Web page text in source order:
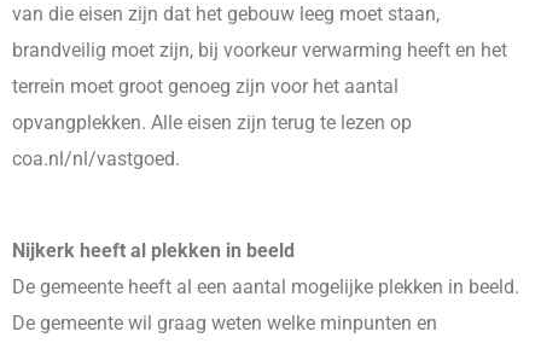
van die eisen zijn dat het gebouw leeg moet staan,
brandveilig moet zijn, bij voorkeur verwarming heeft en het
terrein moet groot genoeg zijn voor het aantal
opvangplekken. Alle eisen zijn terug te lezen op
coa.nl/nl/vastgoed.
Nijkerk heeft al plekken in beeld
De gemeente heeft al een aantal mogelijke plekken in beeld.
De gemeente wil graag weten welke minpunten en